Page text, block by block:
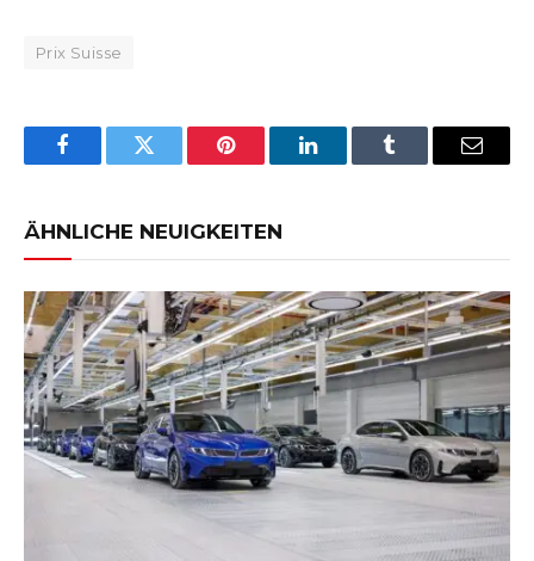
Prix Suisse
FacebookTwitter Pinterest LinkedInTumblr Email
ÄHNLICHE NEUIGKEITEN